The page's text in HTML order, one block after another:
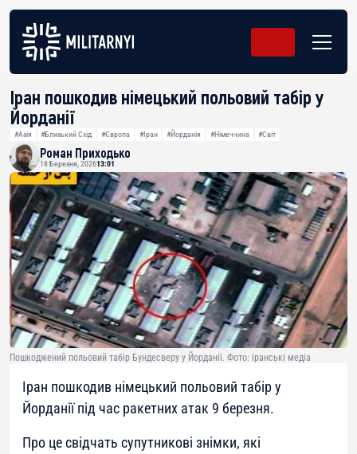
Іран пошкодив німецький польовий табір у
Йорданії
#Азія #Близький Схід #Європа #Іран #Йорданія #Німеччина #Світ
Роман Приходько
18 Березня, 202613:01
Пошкоджений польовий табір Бундесверу у Йорданії. Фото: іранські медіа
Іран пошкодив німецький польовий табір у
Йорданії під час ракетних атак 9 березня.
Про це свідчать супутникові знімки, які